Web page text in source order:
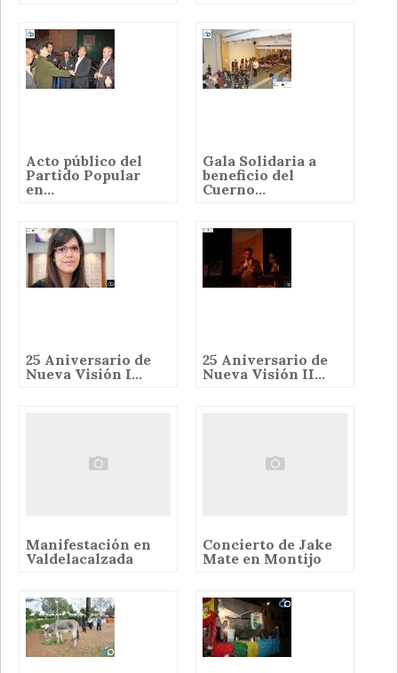
Acto público del
Partido Popular
en...
Gala Solidaria a
beneficio del
Cuerno...
25 Aniversario de
Nueva Visión I...
25 Aniversario de
Nueva Visión II...
Manifestación en
Valdelacalzada
Concierto de Jake
Mate en Montijo